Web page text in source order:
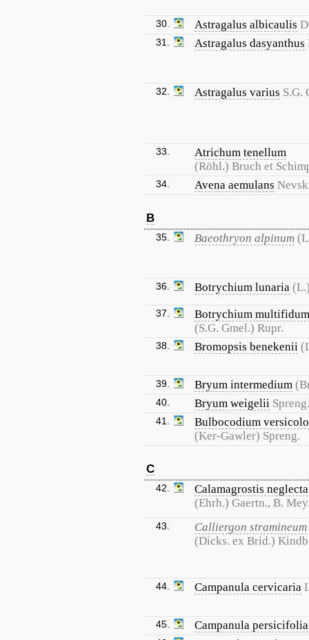
30. Astragalus albicaulis
31. Astragalus dasyanthus
32. Astragalus varius S.G.
33.
Atrichum tenellum
(Röhl.) Bruch et
34. Avena aemulans
B
35. Baeothryon alpinum
36. Botrychium lunaria
37.
Botrychium multifidum
(S.G. Gmel.) Rupr.
38. Bromopsis benekenii
39. Bryum intermedium
40. Bryum weigelii Spreng.
41.
Bulbocodium
(Ker-Gawler) Spreng.
C
42.
Calamagrostis neglecta
(Ehrh.) Gaertn., B.
43.
Calliergon stramineum
(Dicks. ex Brid.)
44. Campanula cervicaria
45. Campanula persicifolia